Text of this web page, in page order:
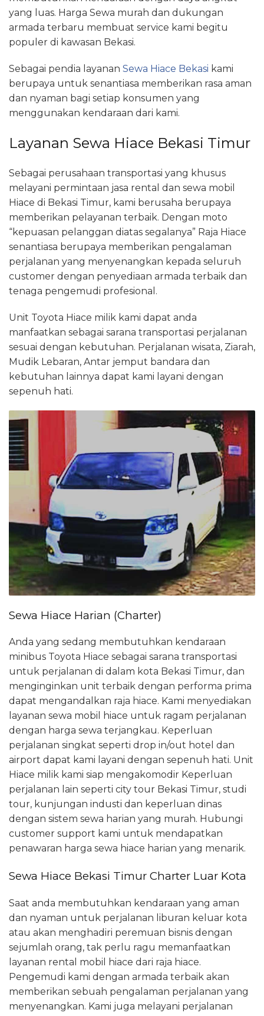
yang luas. Harga Sewa murah dan dukungan
armada terbaru membuat service kami begitu
populer di kawasan Bekasi.
Sebagai pendia layanan Sewa Hiace Bekasi kami
berupaya untuk senantiasa memberikan rasa aman
dan nyaman bagi setiap konsumen yang
menggunakan kendaraan dari kami.
Layanan Sewa Hiace Bekasi Timur
Sebagai perusahaan transportasi yang khusus
melayani permintaan jasa rental dan sewa mobil
Hiace di Bekasi Timur, kami berusaha berupaya
memberikan pelayanan terbaik. Dengan moto
“kepuasan pelanggan diatas segalanya” Raja Hiace
senantiasa berupaya memberikan pengalaman
perjalanan yang menyenangkan kepada seluruh
customer dengan penyediaan armada terbaik dan
tenaga pengemudi profesional.
Unit Toyota Hiace milik kami dapat anda
manfaatkan sebagai sarana transportasi perjalanan
sesuai dengan kebutuhan. Perjalanan wisata, Ziarah,
Mudik Lebaran, Antar jemput bandara dan
kebutuhan lainnya dapat kami layani dengan
sepenuh hati.
Sewa Hiace Harian (Charter)
Anda yang sedang membutuhkan kendaraan
minibus Toyota Hiace sebagai sarana transportasi
untuk perjalanan di dalam kota Bekasi Timur, dan
menginginkan unit terbaik dengan performa prima
dapat mengandalkan raja hiace. Kami menyediakan
layanan sewa mobil hiace untuk ragam perjalanan
dengan harga sewa terjangkau. Keperluan
perjalanan singkat seperti drop in/out hotel dan
airport dapat kami layani dengan sepenuh hati. Unit
Hiace milik kami siap mengakomodir Keperluan
perjalanan lain seperti city tour Bekasi Timur, studi
tour, kunjungan industi dan keperluan dinas
dengan sistem sewa harian yang murah. Hubungi
customer support kami untuk mendapatkan
penawaran harga sewa hiace harian yang menarik.
Sewa Hiace Bekasi Timur Charter Luar Kota
Saat anda membutuhkan kendaraan yang aman
dan nyaman untuk perjalanan liburan keluar kota
atau akan menghadiri peremuan bisnis dengan
sejumlah orang, tak perlu ragu memanfaatkan
layanan rental mobil hiace dari raja hiace.
Pengemudi kami dengan armada terbaik akan
memberikan sebuah pengalaman perjalanan yang
menyenangkan. Kami juga melayani perjalanan